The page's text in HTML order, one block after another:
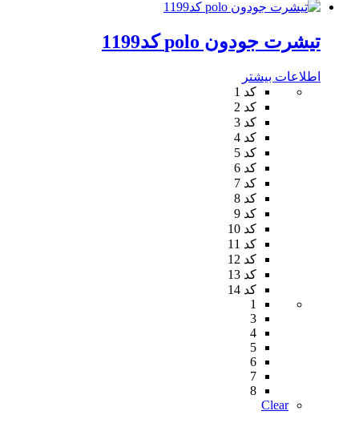
تیشرت جودون polo کد1199
اطلاعات بیشتر
کد 1
کد 2
کد 3
کد 4
کد 5
کد 6
کد 7
کد 8
کد 9
کد 10
کد 11
کد 12
کد 13
کد 14
1
3
4
5
6
7
8
Clear